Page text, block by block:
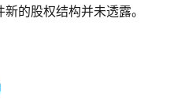
的股权结构并未透露。